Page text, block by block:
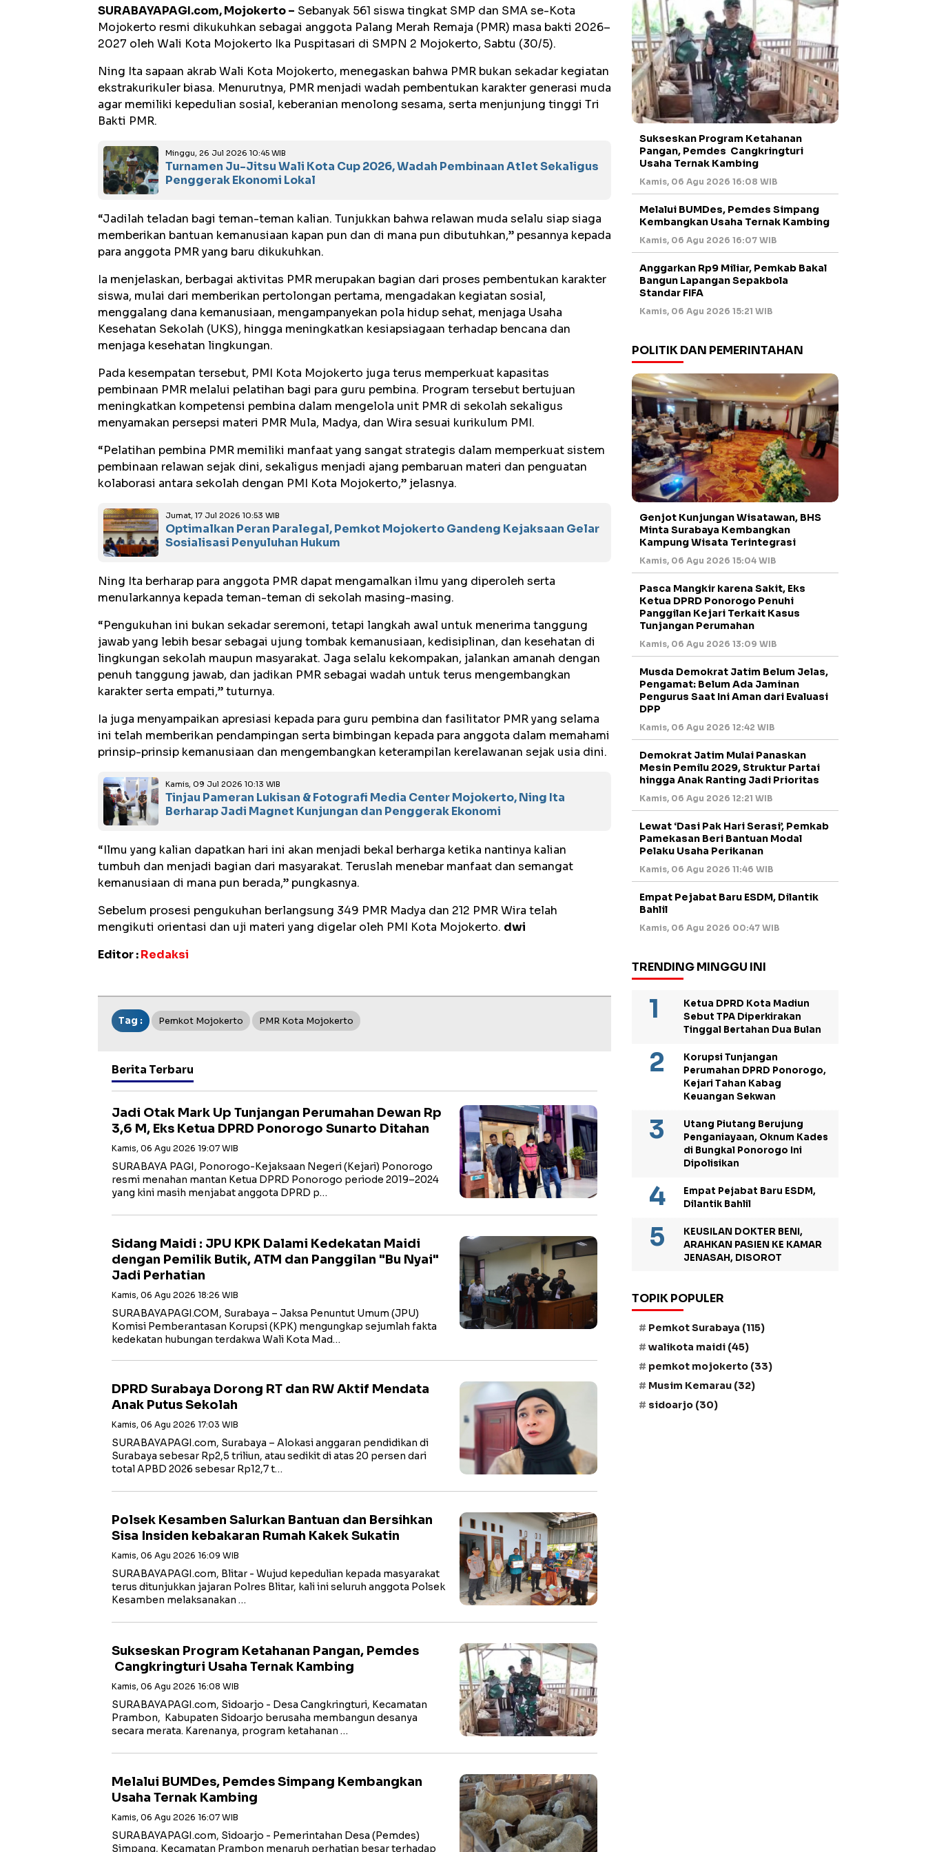
SURABAYAPAGI.com, Mojokerto – Sebanyak 561 siswa tingkat SMP dan SMA se-Kota
Mojokerto resmi dikukuhkan sebagai anggota Palang Merah Remaja (PMR) masa bakti 2026–
2027 oleh Wali Kota Mojokerto Ika Puspitasari di SMPN 2 Mojokerto, Sabtu (30/5).
Ning Ita sapaan akrab Wali Kota Mojokerto, menegaskan bahwa PMR bukan sekadar kegiatan
ekstrakurikuler biasa. Menurutnya, PMR menjadi wadah pembentukan karakter generasi muda
agar memiliki kepedulian sosial, keberanian menolong sesama, serta menjunjung tinggi Tri
Bakti PMR.
Minggu, 26 Jul 2026 10:45 WIB
Turnamen Ju-Jitsu Wali Kota Cup 2026, Wadah Pembinaan Atlet Sekaligus
Penggerak Ekonomi Lokal
“Jadilah teladan bagi teman-teman kalian. Tunjukkan bahwa relawan muda selalu siap siaga
memberikan bantuan kemanusiaan kapan pun dan di mana pun dibutuhkan,” pesannya kepada
para anggota PMR yang baru dikukuhkan.
Ia menjelaskan, berbagai aktivitas PMR merupakan bagian dari proses pembentukan karakter
siswa, mulai dari memberikan pertolongan pertama, mengadakan kegiatan sosial,
menggalang dana kemanusiaan, mengampanyekan pola hidup sehat, menjaga Usaha
Kesehatan Sekolah (UKS), hingga meningkatkan kesiapsiagaan terhadap bencana dan
menjaga kesehatan lingkungan.
Pada kesempatan tersebut, PMI Kota Mojokerto juga terus memperkuat kapasitas
pembinaan PMR melalui pelatihan bagi para guru pembina. Program tersebut bertujuan
meningkatkan kompetensi pembina dalam mengelola unit PMR di sekolah sekaligus
menyamakan persepsi materi PMR Mula, Madya, dan Wira sesuai kurikulum PMI.
“Pelatihan pembina PMR memiliki manfaat yang sangat strategis dalam memperkuat sistem
pembinaan relawan sejak dini, sekaligus menjadi ajang pembaruan materi dan penguatan
kolaborasi antara sekolah dengan PMI Kota Mojokerto,” jelasnya.
Jumat, 17 Jul 2026 10:53 WIB
Optimalkan Peran Paralegal, Pemkot Mojokerto Gandeng Kejaksaan Gelar
Sosialisasi Penyuluhan Hukum
Ning Ita berharap para anggota PMR dapat mengamalkan ilmu yang diperoleh serta
menularkannya kepada teman-teman di sekolah masing-masing.
“Pengukuhan ini bukan sekadar seremoni, tetapi langkah awal untuk menerima tanggung
jawab yang lebih besar sebagai ujung tombak kemanusiaan, kedisiplinan, dan kesehatan di
lingkungan sekolah maupun masyarakat. Jaga selalu kekompakan, jalankan amanah dengan
penuh tanggung jawab, dan jadikan PMR sebagai wadah untuk terus mengembangkan
karakter serta empati,” tuturnya.
Ia juga menyampaikan apresiasi kepada para guru pembina dan fasilitator PMR yang selama
ini telah memberikan pendampingan serta bimbingan kepada para anggota dalam memahami
prinsip-prinsip kemanusiaan dan mengembangkan keterampilan kerelawanan sejak usia dini.
Kamis, 09 Jul 2026 10:13 WIB
Tinjau Pameran Lukisan & Fotografi Media Center Mojokerto, Ning Ita
Berharap Jadi Magnet Kunjungan dan Penggerak Ekonomi
“Ilmu yang kalian dapatkan hari ini akan menjadi bekal berharga ketika nantinya kalian
tumbuh dan menjadi bagian dari masyarakat. Teruslah menebar manfaat dan semangat
kemanusiaan di mana pun berada,” pungkasnya.
Sebelum prosesi pengukuhan berlangsung 349 PMR Madya dan 212 PMR Wira telah
mengikuti orientasi dan uji materi yang digelar oleh PMI Kota Mojokerto. dwi
Editor :Redaksi
Tag : Pemkot Mojokerto PMR Kota Mojokerto
Berita Terbaru
Jadi Otak Mark Up Tunjangan Perumahan Dewan Rp
3,6 M, Eks Ketua DPRD Ponorogo Sunarto Ditahan
Kamis, 06 Agu 2026 19:07 WIB
SURABAYA PAGI, Ponorogo-Kejaksaan Negeri (Kejari) Ponorogo
resmi menahan mantan Ketua DPRD Ponorogo periode 2019–2024
yang kini masih menjabat anggota DPRD p…
Sidang Maidi : JPU KPK Dalami Kedekatan Maidi
dengan Pemilik Butik, ATM dan Panggilan "Bu Nyai"
Jadi Perhatian
Kamis, 06 Agu 2026 18:26 WIB
‎SURABAYAPAGI.COM, Surabaya – Jaksa Penuntut Umum (JPU)
Komisi Pemberantasan Korupsi (KPK) mengungkap sejumlah fakta
kedekatan hubungan terdakwa Wali Kota Mad…
DPRD Surabaya Dorong RT dan RW Aktif Mendata
Anak Putus Sekolah
Kamis, 06 Agu 2026 17:03 WIB
SURABAYAPAGI.com, Surabaya – Alokasi anggaran pendidikan di
Surabaya sebesar Rp2,5 triliun, atau sedikit di atas 20 persen dari
total APBD 2026 sebesar Rp12,7 t…
Polsek Kesamben Salurkan Bantuan dan Bersihkan
Sisa Insiden kebakaran Rumah Kakek Sukatin
Kamis, 06 Agu 2026 16:09 WIB
SURABAYAPAGI.com, Blitar - Wujud kepedulian kepada masyarakat
terus ditunjukkan jajaran Polres Blitar, kali ini seluruh anggota Polsek
Kesamben melaksanakan …
Sukseskan Program Ketahanan Pangan, Pemdes
Cangkringturi Usaha Ternak Kambing
Kamis, 06 Agu 2026 16:08 WIB
SURABAYAPAGI.com, Sidoarjo - Desa Cangkringturi, Kecamatan
Prambon, Kabupaten Sidoarjo berusaha membangun desanya
secara merata. Karenanya, program ketahanan …
Melalui BUMDes, Pemdes Simpang Kembangkan
Usaha Ternak Kambing
Kamis, 06 Agu 2026 16:07 WIB
SURABAYAPAGI.com, Sidoarjo - Pemerintahan Desa (Pemdes)
Simpang, Kecamatan Prambon menaruh perhatian besar terhadap
Sukseskan Program Ketahanan
Pangan, Pemdes Cangkringturi
Usaha Ternak Kambing
Kamis, 06 Agu 2026 16:08 WIB
Melalui BUMDes, Pemdes Simpang
Kembangkan Usaha Ternak Kambing
Kamis, 06 Agu 2026 16:07 WIB
Anggarkan Rp9 Miliar, Pemkab Bakal
Bangun Lapangan Sepakbola
Standar FIFA
Kamis, 06 Agu 2026 15:21 WIB
POLITIK DAN PEMERINTAHAN
Genjot Kunjungan Wisatawan, BHS
Minta Surabaya Kembangkan
Kampung Wisata Terintegrasi
Kamis, 06 Agu 2026 15:04 WIB
Pasca Mangkir karena Sakit, Eks
Ketua DPRD Ponorogo Penuhi
Panggilan Kejari Terkait Kasus
Tunjangan Perumahan
Kamis, 06 Agu 2026 13:09 WIB
Musda Demokrat Jatim Belum Jelas,
Pengamat: Belum Ada Jaminan
Pengurus Saat Ini Aman dari Evaluasi
DPP
Kamis, 06 Agu 2026 12:42 WIB
Demokrat Jatim Mulai Panaskan
Mesin Pemilu 2029, Struktur Partai
hingga Anak Ranting Jadi Prioritas
Kamis, 06 Agu 2026 12:21 WIB
Lewat ‘Dasi Pak Hari Serasi’, Pemkab
Pamekasan Beri Bantuan Modal
Pelaku Usaha Perikanan
Kamis, 06 Agu 2026 11:46 WIB
Empat Pejabat Baru ESDM, Dilantik
Bahlil
Kamis, 06 Agu 2026 00:47 WIB
TRENDING MINGGU INI
Ketua DPRD Kota Madiun
Sebut TPA Diperkirakan
Tinggal Bertahan Dua Bulan
Korupsi Tunjangan
Perumahan DPRD Ponorogo,
Kejari Tahan Kabag
Keuangan Sekwan
Utang Piutang Berujung
Penganiayaan, Oknum Kades
di Bungkal Ponorogo Ini
Dipolisikan
Empat Pejabat Baru ESDM,
Dilantik Bahlil
KEUSILAN DOKTER BENI,
ARAHKAN PASIEN KE KAMAR
JENASAH, DISOROT
TOPIK POPULER
Pemkot Surabaya (115)
walikota maidi (45)
pemkot mojokerto (33)
Musim Kemarau (32)
sidoarjo (30)